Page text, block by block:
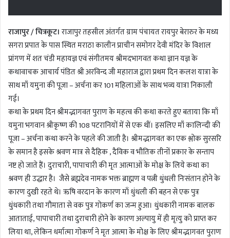
l
राजापुर / चित्रकूट। राजापुर तहसील अंतर्गत ग्राम पंचायत रायपुर बेरारुर के मध्य
सगरा प्रपात के पास स्थित मराठा कालीन प्राचीन समोगर देवी मंदिर के विशाल
प्रांगण में शत चंडी महायज्ञ एवं संगीतमय श्रीमदभागवत कथा ज्ञान यज्ञ के
कथावाचक आचार्य पंडित श्री अरविन्द जी महाराज द्वारा प्रथम दिन कलश यात्रा के
साथ माँ यमुना की पूजा – अर्चना कर 101 महिलाओं के साथ भव्य यात्रा निकाली
गई।
कथा के प्रथम दिन श्रीमद्भागवत पुराण के महत्व की कथा करते हुए बताया कि माँ
यमुना भगवान श्रीकृष्ण की 108 पटरानियों में से एक थीं। इसलिए माँ कालिन्दी की
पूजा – अर्चना कथा करने के पहले की जाती है। श्रीमद्भागवत का एक श्लोक सुरसरि
के समान है इसके श्रवण मात्र से दैहिक , दैविक व भौतिक तीनों प्रकार के सन्ताप
नष्ट हो जाते हैं। दुराचारी, पापाचारी की मृत आत्माओं के मोक्ष के लिये कथा का
श्रवण ही उद्धार है। जैसे ब्रह्मदेव नामक भक्त ब्राह्मण व पत्नी धुंधली निःसंतान होने के
कारण दुखी रहते थे। ऋषि वरदान के कारण माँ धुंधली की बहन से एक पुत्र
धुंधकारी तथा गौमाता से वक पुत्र गोकर्ण का जन्म हुआ। धुंधकारी नामक बालक
आताताई, पापाचारी तथा दुराचारी होने के कारण अल्पायु में ही मृत्यु को प्राप्त कर
लिया था, लेकिन धर्मात्मा गोकर्ण ने मृत आत्मा के मोक्ष के लिए श्रीमद्भागवत पुराण